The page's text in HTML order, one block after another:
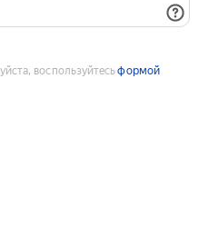
воспользуйтесьформой